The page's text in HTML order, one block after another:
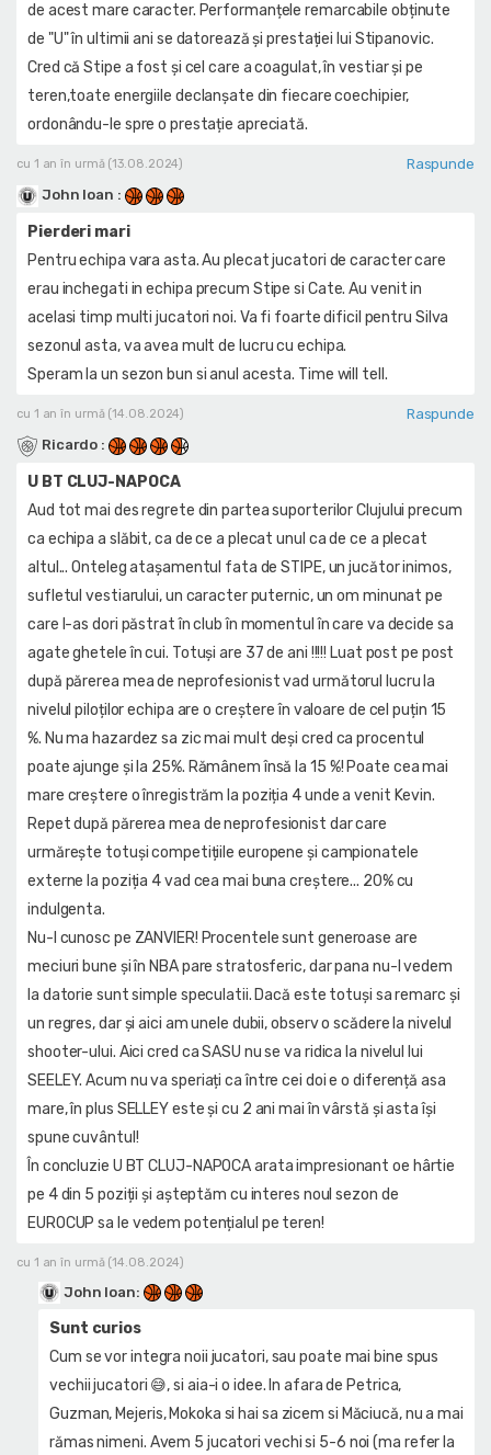
de acest mare caracter. Performanțele remarcabile obținute
de "U" în ultimii ani se datorează și prestației lui Stipanovic.
Cred că Stipe a fost și cel care a coagulat, în vestiar și pe
teren,toate energiile declanșate din fiecare coechipier,
ordonându-le spre o prestație apreciată.
cu 1 an în urmă (13.08.2024)
Raspunde
John Ioan :
Pierderi mari
Pentru echipa vara asta. Au plecat jucatori de caracter care
erau inchegati in echipa precum Stipe si Cate. Au venit in
acelasi timp multi jucatori noi. Va fi foarte dificil pentru Silva
sezonul asta, va avea mult de lucru cu echipa.
Speram la un sezon bun si anul acesta. Time will tell.
cu 1 an în urmă (14.08.2024)
Raspunde
Ricardo :
U BT CLUJ-NAPOCA
Aud tot mai des regrete din partea suporterilor Clujului precum
ca echipa a slăbit, ca de ce a plecat unul ca de ce a plecat
altul... Onteleg atașamentul fata de STIPE, un jucător inimos,
sufletul vestiarului, un caracter puternic, un om minunat pe
care l-as dori păstrat în club în momentul în care va decide sa
agate ghetele în cui. Totuși are 37 de ani !!!!! Luat post pe post
după părerea mea de neprofesionist vad următorul lucru la
nivelul piloților echipa are o creștere în valoare de cel puțin 15
%. Nu ma hazardez sa zic mai mult deși cred ca procentul
poate ajunge și la 25%. Rămânem însă la 15 %! Poate cea mai
mare creștere o înregistrăm la poziția 4 unde a venit Kevin.
Repet după părerea mea de neprofesionist dar care
urmărește totuși competițiile europene și campionatele
externe la poziția 4 vad cea mai buna creștere... 20% cu
indulgenta.
Nu-l cunosc pe ZANVIER! Procentele sunt generoase are
meciuri bune și în NBA pare stratosferic, dar pana nu-l vedem
la datorie sunt simple speculatii. Dacă este totuși sa remarc și
un regres, dar și aici am unele dubii, observ o scădere la nivelul
shooter-ului. Aici cred ca SASU nu se va ridica la nivelul lui
SEELEY. Acum nu va speriați ca între cei doi e o diferență asa
mare, în plus SELLEY este și cu 2 ani mai în vârstă și asta își
spune cuvântul!
În concluzie U BT CLUJ-NAPOCA arata impresionant oe hârtie
pe 4 din 5 poziții și așteptăm cu interes noul sezon de
EUROCUP sa le vedem potențialul pe teren!
cu 1 an în urmă (14.08.2024)
John Ioan:
Sunt curios
Cum se vor integra noii jucatori, sau poate mai bine spus
vechii jucatori 😅, si aia-i o idee. In afara de Petrica,
Guzman, Mejeris, Mokoka si hai sa zicem si Măciucă, nu a mai
rămas nimeni. Avem 5 jucatori vechi si 5-6 noi (ma refer la